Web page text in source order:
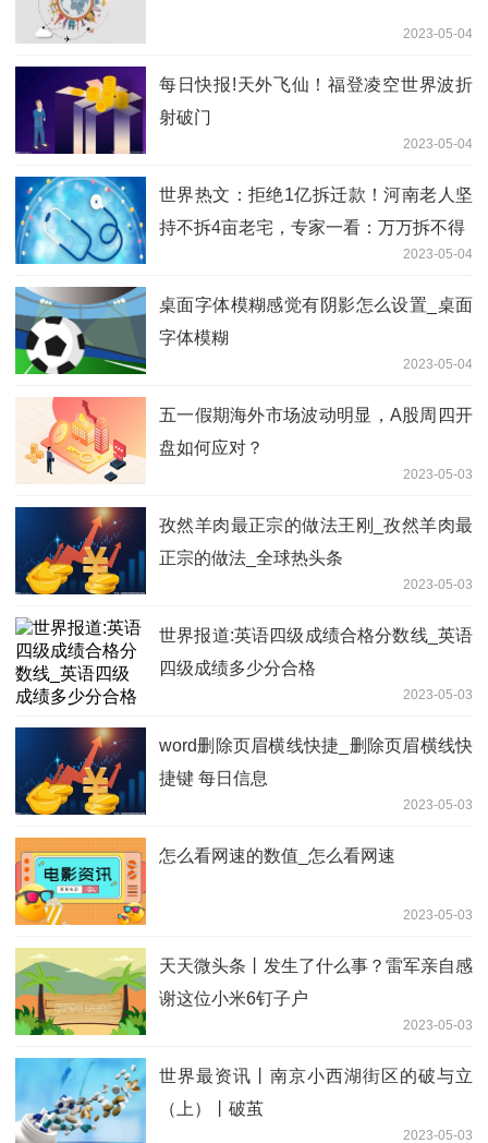
2023-05-04
每日快报!天外飞仙！福登凌空世界波折
射破门
2023-05-04
世界热文：拒绝1亿拆迁款！河南老人坚
持不拆4亩老宅，专家一看：万万拆不得
2023-05-04
桌面字体模糊感觉有阴影怎么设置_桌面
字体模糊
2023-05-04
五一假期海外市场波动明显，A股周四开
盘如何应对？
2023-05-03
孜然羊肉最正宗的做法王刚_孜然羊肉最
正宗的做法_全球热头条
2023-05-03
世界报道:英语四级成绩合格分数线_英语
四级成绩多少分合格
2023-05-03
word删除页眉横线快捷_删除页眉横线快
捷键 每日信息
2023-05-03
怎么看网速的数值_怎么看网速
2023-05-03
天天微头条丨发生了什么事？雷军亲自感
谢这位小米6钉子户
2023-05-03
世界最资讯丨南京小西湖街区的破与立
（上）丨破茧
2023-05-03